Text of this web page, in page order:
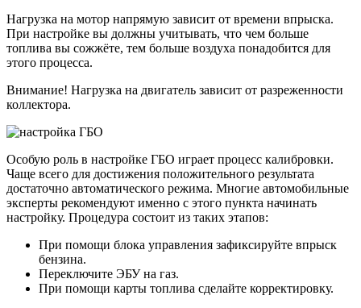
Нагрузка на мотор напрямую зависит от времени впрыска.
При настройке вы должны учитывать, что чем больше
топлива вы сожжёте, тем больше воздуха понадобится для
этого процесса.
Внимание! Нагрузка на двигатель зависит от разреженности
коллектора.
Особую роль в настройке ГБО играет процесс калибровки.
Чаще всего для достижения положительного результата
достаточно автоматического режима. Многие автомобильные
эксперты рекомендуют именно с этого пункта начинать
настройку. Процедура состоит из таких этапов:
При помощи блока управления зафиксируйте впрыск
бензина.
Переключите ЭБУ на газ.
При помощи карты топлива сделайте корректировку.